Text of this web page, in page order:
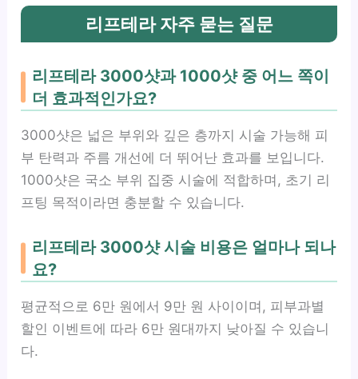
리프테라 자주 묻는 질문
리프테라 3000샷과 1000샷 중 어느 쪽이
더 효과적인가요?
3000샷은 넓은 부위와 깊은 층까지 시술 가능해 피
부 탄력과 주름 개선에 더 뛰어난 효과를 보입니다.
1000샷은 국소 부위 집중 시술에 적합하며, 초기 리
프팅 목적이라면 충분할 수 있습니다.
리프테라 3000샷 시술 비용은 얼마나 되나
요?
평균적으로 6만 원에서 9만 원 사이이며, 피부과별
할인 이벤트에 따라 6만 원대까지 낮아질 수 있습니
다.